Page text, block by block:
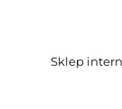
Sklep